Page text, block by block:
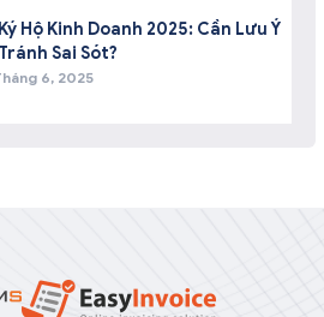
Hộ Kinh Doanh 2025: Cần Lưu Ý
Sai Sót?
6, 2025